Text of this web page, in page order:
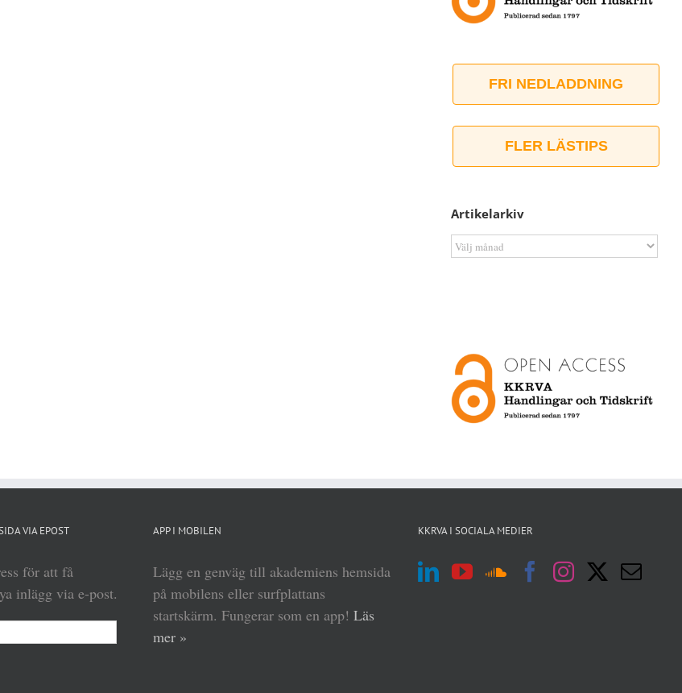
FRI NEDLADDNING
FLER LÄSTIPS
Artikelarkiv
Artikelarkiv
VIA EPOST
för att få
inlägg via e-post.
APP I MOBILEN
Lägg en genväg till akademiens hemsida
på mobilens eller surfplattans
startskärm. Fungerar som en app! Läs
mer »
KKRVA I SOCIALA MEDIER